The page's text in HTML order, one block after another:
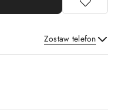
Zostaw telefon